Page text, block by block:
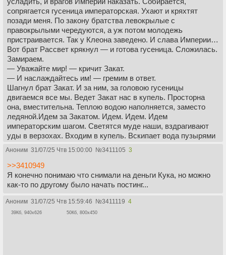
сопрягается гусеница императорская. Ухают и кряхтят
позади меня. По закону братства левокрылые с
правокрылыми чередуются, а уж потом молодежь
пристраивается. Так у Клеона заведено. И слава Империи…
Вот брат Рассвет крякнул — и готова гусеница. Сложилась.
Замираем.
— Уважайте мир! — кричит Закат.
— И наслаждайтесь им! — гремим в ответ.
Шагнул брат Закат. И за ним, за головою гусеницы
двигаемся все мы. Ведет Закат нас в купель. Просторна
она, вместительна. Теплою водою наполняется, заместо
ледяной.Идем за Закатом. Идем. Идем. Идем
императорским шагом. Светятся муде наши, вздрагивают
уды в верзохах. Входим в купель. Вскипает вода пузырями
пояс, по грудь. Входит вся гусеница императорская в
купель. И встает.
Теперь — помолчать время. Напряглись руки мускулистые,
засопели ноздри молодецкие, закряхтели императоры.
Колышется вода вокруг нас, волнами ходит, из купели
выплескивается. И вот уж подступило долгожданное, дрожь
Аноним 31/07/25 Чтв 15:00:00 №3411105 3
>>3410949
Я конечно понимаю что снимали на деньги Кука, но можно
как-то по другому было начать постинг...
Аноним 31/07/25 Чтв 15:59:46 №3411119 4
39Кб, 940x626 50Кб, 800x450